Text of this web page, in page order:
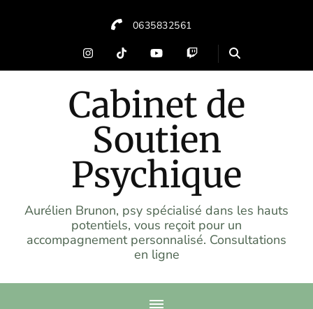
0635832561
Cabinet de
Soutien
Psychique
Aurélien Brunon, psy spécialisé dans les hauts
potentiels, vous reçoit pour un
accompagnement personnalisé. Consultations
en ligne